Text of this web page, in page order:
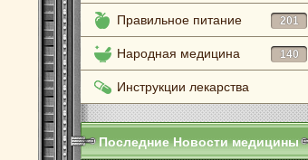
Правильное питание 201
Народная медицина 140
Инструкции лекарства
Последние Новости медицины